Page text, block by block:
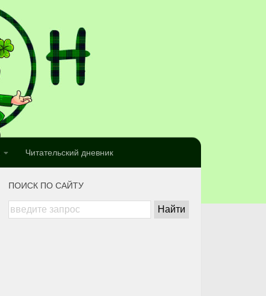
Читательский дневник
ПОИСК ПО САЙТУ